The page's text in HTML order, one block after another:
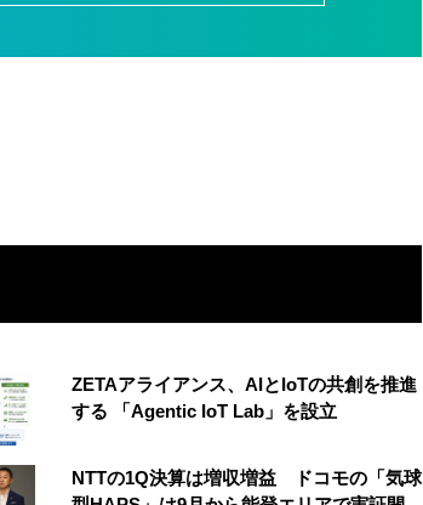
ZETAアライアンス、AIとIoTの共創を推進
する 「Agentic IoT Lab」を設立
NTTの1Q決算は増収増益 ドコモの「気球